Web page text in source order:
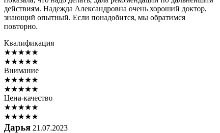
действиям. Надежда Александровна очень хороший доктор,
знающий опытный. Если понадобится, мы обратимся
повторно.
Квалификация
★★★★★
★★★★★
Внимание
★★★★★
★★★★★
Цена-качество
★★★★★
★★★★★
Дарья 21.07.2023